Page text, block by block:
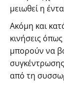
μειωθεί η
Ακόμη και
κινήσεις
μπορούν να
από τη